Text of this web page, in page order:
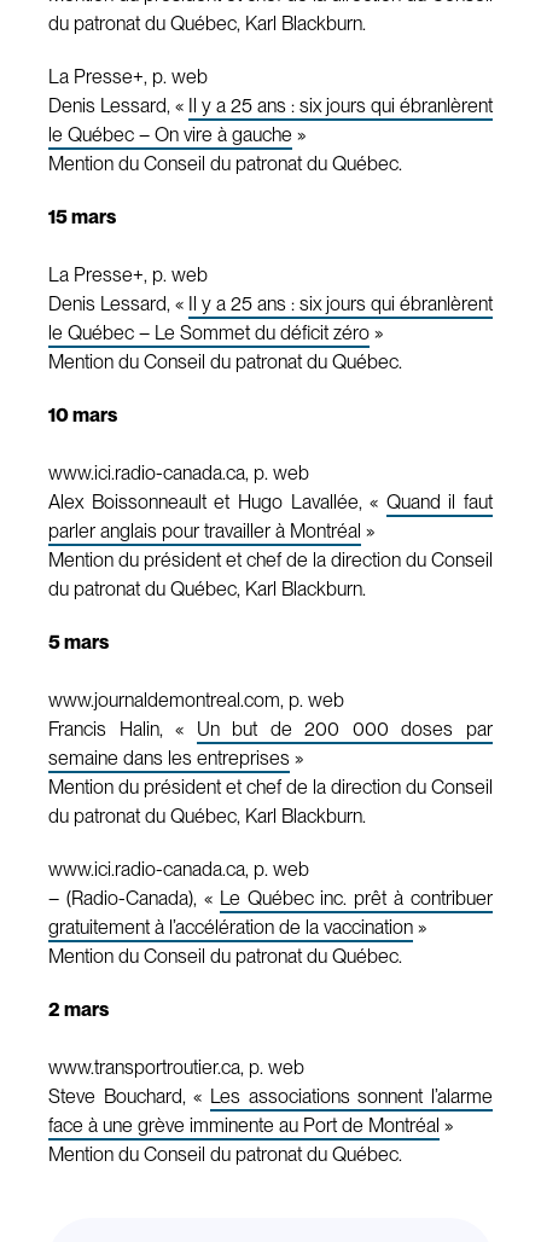
du patronat du Québec, Karl Blackburn.
La Presse+, p. web
Denis Lessard, « Il y a 25 ans : six jours qui ébranlèrent
le Québec – On vire à gauche »
Mention du Conseil du patronat du Québec.
15 mars
La Presse+, p. web
Denis Lessard, « Il y a 25 ans : six jours qui ébranlèrent
le Québec – Le Sommet du déficit zéro »
Mention du Conseil du patronat du Québec.
10 mars
www.ici.radio-canada.ca, p. web
Alex Boissonneault et Hugo Lavallée, « Quand il faut
parler anglais pour travailler à Montréal »
Mention du président et chef de la direction du Conseil
du patronat du Québec, Karl Blackburn.
5 mars
www.journaldemontreal.com, p. web
Francis Halin, « Un but de 200 000 doses par
semaine dans les entreprises »
Mention du président et chef de la direction du Conseil
du patronat du Québec, Karl Blackburn.
www.ici.radio-canada.ca, p. web
– (Radio-Canada), « Le Québec inc. prêt à contribuer
gratuitement à l’accélération de la vaccination »
Mention du Conseil du patronat du Québec.
2 mars
www.transportroutier.ca, p. web
Steve Bouchard, « Les associations sonnent l’alarme
face à une grève imminente au Port de Montréal »
Mention du Conseil du patronat du Québec.